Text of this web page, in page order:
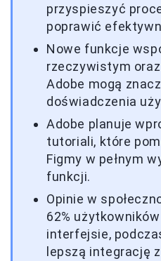
przyspieszyć
poprawić
Nowe funkcje
rzeczywistym
Adobe mogą
doświadczenia
Adobe planuje
tutoriali, które
Figmy w pełnym
funkcji.
Opinie w
62%
interfejsie,
lepszą integrację